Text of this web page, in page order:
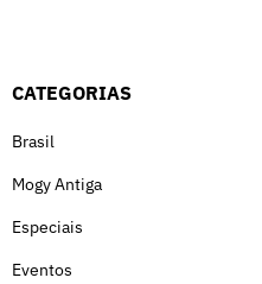
CATEGORIAS
Brasil
Mogy Antiga
Especiais
Eventos